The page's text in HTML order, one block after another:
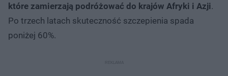
które zamierzają podróżować do krajów Afryki i Azji.
Po trzech latach skuteczność szczepienia spada
poniżej 60%.